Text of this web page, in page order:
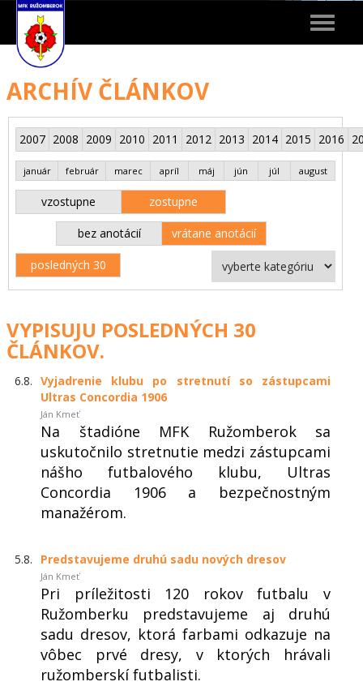
Toggle
ARCHÍV ČLÁNKOV
2007 2008 2009 2010 2011 2012 2013 2014 2015 2016
január február marec apríl máj jún júl august
vzostupne zostupne
bez anotácií vrátane anotácií
posledných 30
VYPISUJU POSLEDNÝCH 30
ČLÁNKOV.
6.8. Vyjadrenie klubu po stretnutí so zástupcami
Ultras Concordia 1906
Ján Kmeť
Na štadióne MFK Ružomberok sa
uskutočnilo stretnutie medzi zástupcami
nášho futbalového klubu, Ultras
Concordia 1906 a bezpečnostným
manažérom.
5.8. Predstavujeme druhú sadu nových dresov
Ján Kmeť
Pri príležitosti 120 rokov futbalu v
Ružomberku predstavujeme aj druhú
sadu dresov, ktorá farbami odkazuje na
vôbec prvé dresy, v ktorých hrávali
ružomberskí futbalisti.